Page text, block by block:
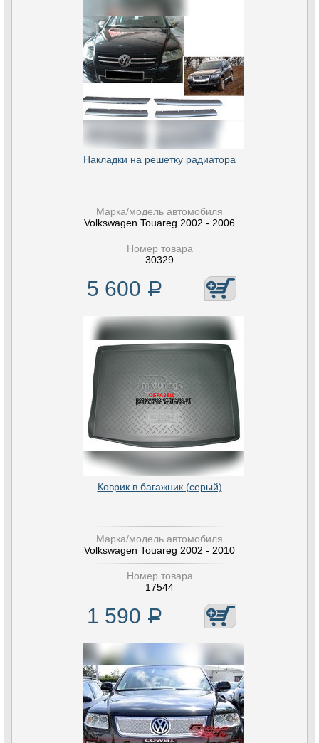
Накладки на решетку радиатора
Марка/модель автомобиля
Volkswagen Touareg 2002 - 2006
Номер товара
30329
5 600 Р
Коврик в багажник (серый)
Марка/модель автомобиля
Volkswagen Touareg 2002 - 2010
Номер товара
17544
1 590 Р